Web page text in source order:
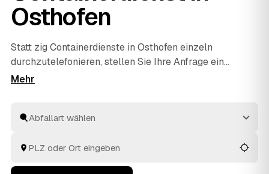
Osthofen
Statt zig Containerdienste in Osthofen einzeln
durchzutelefonieren, stellen Sie Ihre Anfrage ein
einziges Mal über AWL. Sie wählen die Abfallart – von
Anbieter aus Rheinland-Pfalz. Der Container kommt zu
Vergleichen können Sie dann ganz entspannt, ohne